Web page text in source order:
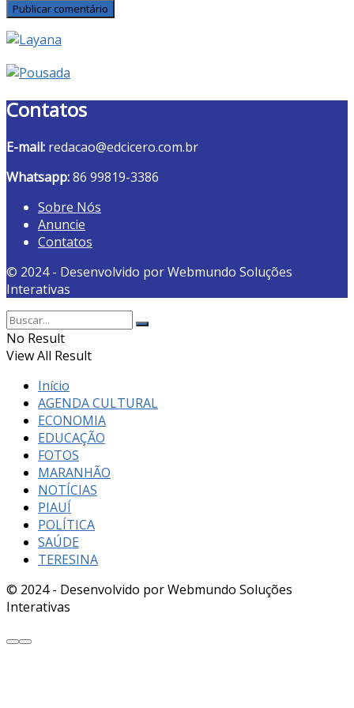
Contatos
E-mail: redacao@edcicero.com.br
Whatsapp:86 99819-3386
Sobre Nós
Anuncie
Contatos
© 2024 - Desenvolvido por Webmundo Soluções
Interativas
No Result
View All Result
Início
AGENDA CULTURAL
ECONOMIA
EDUCAÇÃO
FOTOS
MARANHÃO
NOTÍCIAS
PIAUÍ
POLÍTICA
SAÚDE
TERESINA
© 2024 - Desenvolvido por Webmundo Soluções
Interativas